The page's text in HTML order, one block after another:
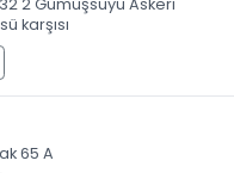
2 Gümüşsuyu Askeri
karşısı
65 A